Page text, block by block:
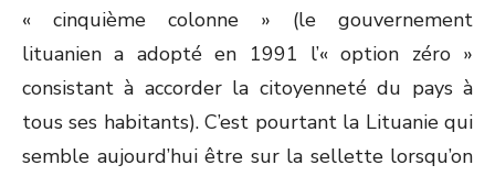
« cinquième colonne » (le gouvernement
lituanien a adopté en 1991 l’« option zéro »
consistant à accorder la citoyenneté du pays à
tous ses habitants). C’est pourtant la Lituanie qui
semble aujourd’hui être sur la sellette lorsqu’on